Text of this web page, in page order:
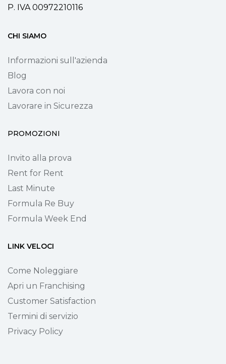
P. IVA 00972210116
CHI SIAMO
Informazioni sull'azienda
Blog
Lavora con noi
Lavorare in Sicurezza
PROMOZIONI
Invito alla prova
Rent for Rent
Last Minute
Formula Re Buy
Formula Week End
LINK VELOCI
Come Noleggiare
Apri un Franchising
Customer Satisfaction
Termini di servizio
Privacy Policy